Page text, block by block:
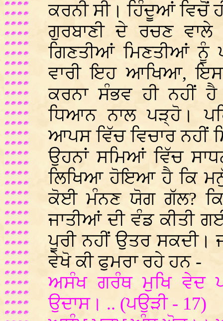
ਕਰਨੀ ਸੀ। ਹਿੰਦੂਆਂ ਵਿਚੋਂ
ਗੁਰਬਾਣੀ ਦੇ ਰਚਣ ਵਾਲੇ
ਗਿਣਤੀਆਂ ਮਿਣਤੀਆਂ ਨੂੰ
ਵਾਰੀ ਇਹ ਆਖਿਆ, ਇਸ
ਕਰਨਾ ਸੰਭਵ ਹੀ ਨਹੀਂ
ਧਿਆਨ ਨਾਲ ਪੜ੍ਹੋ।
ਆਪਸ ਵਿੱਚ ਵਿਚਾਰ ਨਹੀਂ
ਉਹਨਾਂ ਸਮਿਆਂ ਵਿੱਚ
ਲਿਖਿਆ ਹੋਇਆ ਹੈ ਕਿ
ਕੋਈ ਮੰਨਣ ਯੋਗ ਗੱਲ?
ਜਾਤੀਆਂ ਦੀ ਵੰਡ ਕੀਤੀ
ਪੂਰੀ ਨਹੀਂ ਉਤਰ ਸਕਦੀ।
ਵੇਖੋ ਕੀ ਫੁਮਰਾ ਰਹੇ ਹਨ -
ਅਸੰਖ ਗਰੰਥ ਮੁਖਿ ਵੇਦ
ਉਦਾਸ। .. (ਪਉੜੀ - 17)